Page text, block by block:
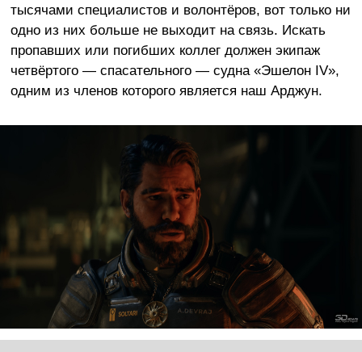
тысячами специалистов и волонтёров, вот только ни
одно из них больше не выходит на связь. Искать
пропавших или погибших коллег должен экипаж
четвёртого — спасательного — судна «Эшелон IV»,
одним из членов которого является наш Арджун.